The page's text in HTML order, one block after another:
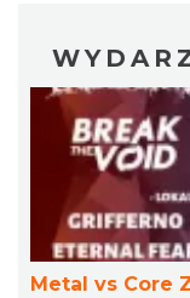
Metal vs Core